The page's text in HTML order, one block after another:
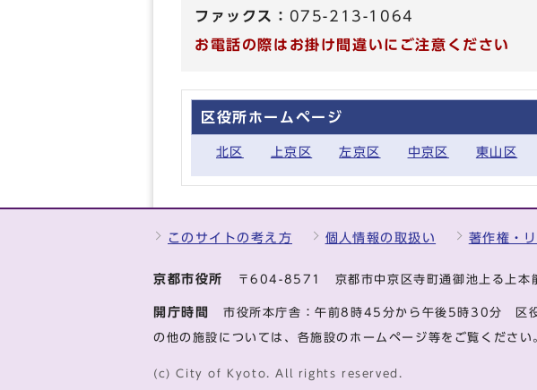
ファックス： 075-213-1064
お電話の際はお掛け間違いにご注意ください
区役所ホームページ
北区 上京区 左京区 中京区 東山区
このサイトの考え方 個人情報の取扱い 著作権・
京都市役所 〒604-8571 京都市中京区寺町通御池上る上
開庁時間 市役所本庁舎：午前8時45分から午後5時30分 区
の他の施設については、各施設のホームページ等をご覧ください
(c) City of Kyoto. All rights reserved.